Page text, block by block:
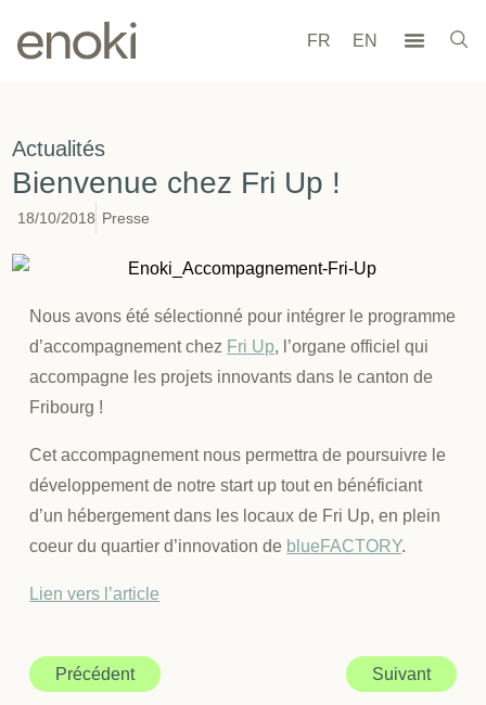
FR EN
Actualités
Bienvenue chez Fri Up !
18/10/2018 Presse
Nous avons été sélectionné pour intégrer le programme
d’accompagnement chez Fri Up, l’organe officiel qui
accompagne les projets innovants dans le canton de
Fribourg !
Cet accompagnement nous permettra de poursuivre le
développement de notre start up tout en bénéficiant
d’un hébergement dans les locaux de Fri Up, en plein
coeur du quartier d’innovation de blueFACTORY.
Lien vers l’article
Précédent Suivant